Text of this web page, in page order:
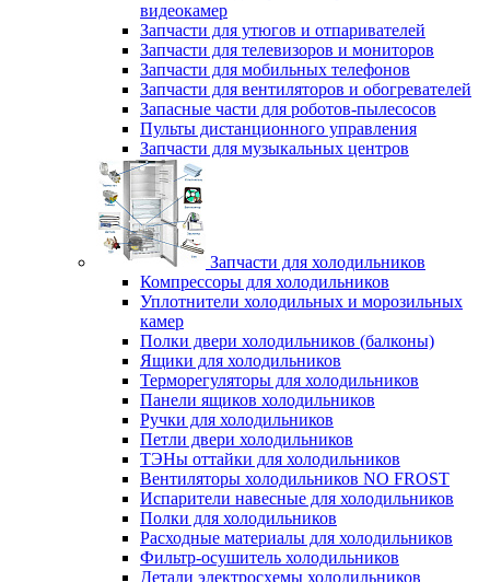
видеокамер
Запчасти для утюгов и отпаривателей
Запчасти для телевизоров и мониторов
Запчасти для мобильных телефонов
Запчасти для вентиляторов и обогревателей
Запасные части для роботов-пылесосов
Пульты дистанционного управления
Запчасти для музыкальных центров
Запчасти для холодильников
Компрессоры для холодильников
Уплотнители холодильных и морозильных
камер
Полки двери холодильников (балконы)
Ящики для холодильников
Терморегуляторы для холодильников
Панели ящиков холодильников
Ручки для холодильников
Петли двери холодильников
ТЭНы оттайки для холодильников
Вентиляторы холодильников NO FROST
Испарители навесные для холодильников
Полки для холодильников
Расходные материалы для холодильников
Фильтр-осушитель холодильников
Детали электросхемы холодильников